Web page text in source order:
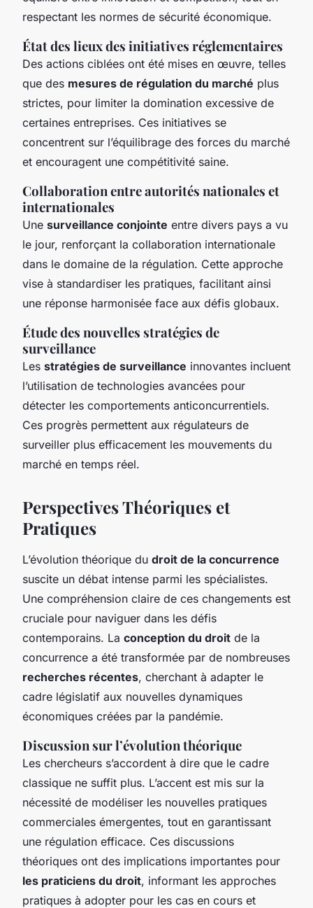
respectant les normes de sécurité économique.
État des lieux des initiatives réglementaires
Des actions ciblées ont été mises en œuvre, telles
que des mesures de régulation du marché plus
strictes, pour limiter la domination excessive de
certaines entreprises. Ces initiatives se
concentrent sur l’équilibrage des forces du marché
et encouragent une compétitivité saine.
Collaboration entre autorités nationales et
internationales
Une surveillance conjointe entre divers pays a vu
le jour, renforçant la collaboration internationale
dans le domaine de la régulation. Cette approche
vise à standardiser les pratiques, facilitant ainsi
une réponse harmonisée face aux défis globaux.
Étude des nouvelles stratégies de
surveillance
Les stratégies de surveillance innovantes incluent
l’utilisation de technologies avancées pour
détecter les comportements anticoncurrentiels.
Ces progrès permettent aux régulateurs de
surveiller plus efficacement les mouvements du
marché en temps réel.
Perspectives Théoriques et
Pratiques
L’évolution théorique du droit de la concurrence
suscite un débat intense parmi les spécialistes.
Une compréhension claire de ces changements est
cruciale pour naviguer dans les défis
contemporains. La conception du droit de la
concurrence a été transformée par de nombreuses
recherches récentes, cherchant à adapter le
cadre législatif aux nouvelles dynamiques
économiques créées par la pandémie.
Discussion sur l’évolution théorique
Les chercheurs s’accordent à dire que le cadre
classique ne suffit plus. L’accent est mis sur la
nécessité de modéliser les nouvelles pratiques
commerciales émergentes, tout en garantissant
une régulation efficace. Ces discussions
théoriques ont des implications importantes pour
les praticiens du droit, informant les approches
pratiques à adopter pour les cas en cours et